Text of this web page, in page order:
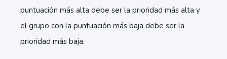
puntuación más alta debe ser la prioridad más alta y
el grupo con la puntuación más baja debe ser la
prioridad más baja.